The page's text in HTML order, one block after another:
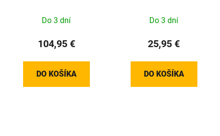
Do 3 dní
104,95 €
DO KOŠÍKA
Do 3 dní
25,95 €
DO KOŠÍKA